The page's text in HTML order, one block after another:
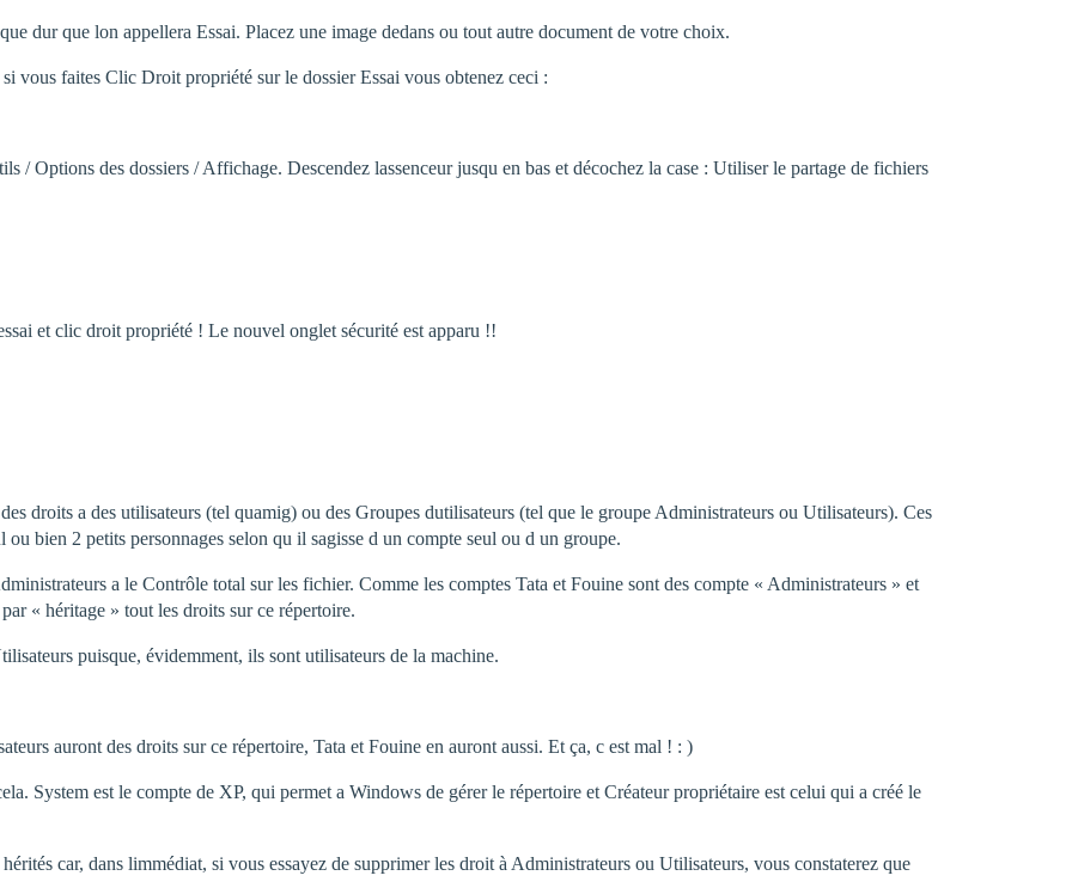
dur que lon appellera Essai. Placez une image dedans ou tout autre document de votre choix.
si vous faites Clic Droit propriété sur le dossier Essai vous obtenez ceci :
/ Options des dossiers / Affichage. Descendez lassenceur jusqu en bas et décochez la case : Utiliser le partage de fichiers
et clic droit propriété ! Le nouvel onglet sécurité est apparu !!
droits a des utilisateurs (tel quamig) ou des Groupes dutilisateurs (tel que le groupe Administrateurs ou Utilisateurs). Ces
bien 2 petits personnages selon qu il sagisse d un compte seul ou d un groupe.
a le Contrôle total sur les fichier. Comme les comptes Tata et Fouine sont des compte « Administrateurs » et
« héritage » tout les droits sur ce répertoire.
puisque, évidemment, ils sont utilisateurs de la machine.
auront des droits sur ce répertoire, Tata et Fouine en auront aussi. Et ça, c est mal ! : )
System est le compte de XP, qui permet a Windows de gérer le répertoire et Créateur propriétaire est celui qui a créé le
car, dans limmédiat, si vous essayez de supprimer les droit à Administrateurs ou Utilisateurs, vous constaterez que